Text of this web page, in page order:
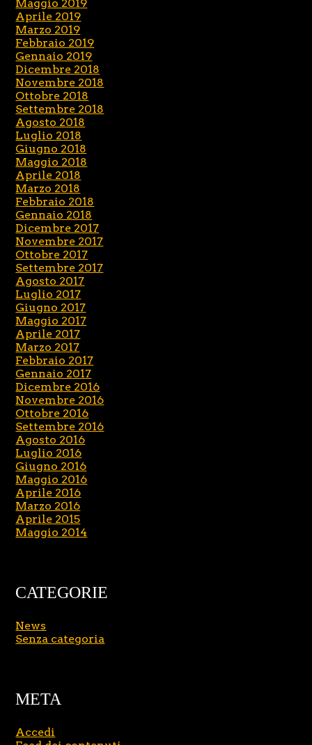
Maggio 2019
Aprile 2019
Marzo 2019
Febbraio 2019
Gennaio 2019
Dicembre 2018
Novembre 2018
Ottobre 2018
Settembre 2018
Agosto 2018
Luglio 2018
Giugno 2018
Maggio 2018
Aprile 2018
Marzo 2018
Febbraio 2018
Gennaio 2018
Dicembre 2017
Novembre 2017
Ottobre 2017
Settembre 2017
Agosto 2017
Luglio 2017
Giugno 2017
Maggio 2017
Aprile 2017
Marzo 2017
Febbraio 2017
Gennaio 2017
Dicembre 2016
Novembre 2016
Ottobre 2016
Settembre 2016
Agosto 2016
Luglio 2016
Giugno 2016
Maggio 2016
Aprile 2016
Marzo 2016
Aprile 2015
Maggio 2014
CATEGORIE
News
Senza categoria
META
Accedi